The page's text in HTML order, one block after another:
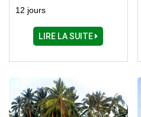
– Ninh Binh - Halong
12 jours
LIRE LA SUITE